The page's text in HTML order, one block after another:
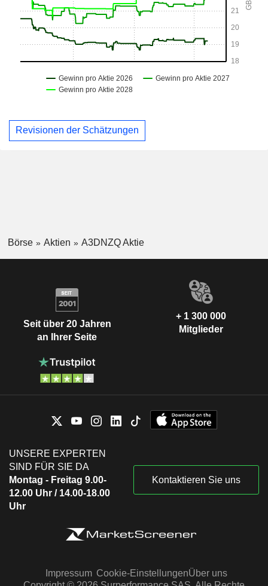
Revisionen der Schätzungen
Börse Aktien A3DNZQ Aktie
Seit über 20 Jahren
an Ihrer Seite
+ 1 300 000
Mitglieder
UNSERE EXPERTEN
SIND FÜR SIE DA
Montag - Freitag 9.00-
12.00 Uhr / 14.00-18.00
Uhr
Kontaktieren Sie uns
Impressum Cookie-EinstellungenÜber uns